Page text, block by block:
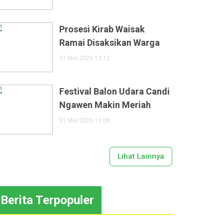
Prosesi Kirab Waisak
Ramai Disaksikan Warga
31 Mei 2026 13:12
Festival Balon Udara Candi
Ngawen Makin Meriah
31 Mei 2026 13:08
Lihat Lainnya
Berita Terpopuler